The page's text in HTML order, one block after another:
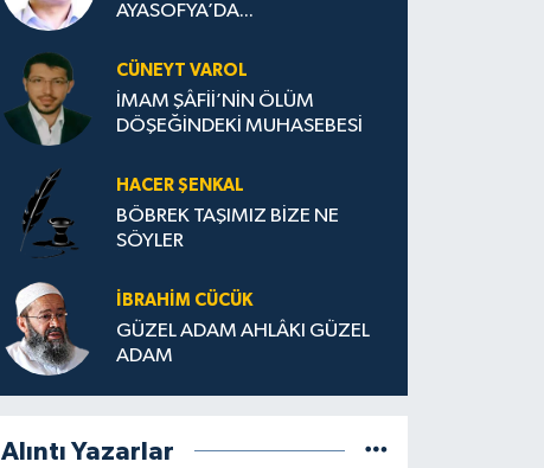
AYASOFYA’DA...
CÜNEYT VAROL
İMAM ŞÂFİİ’NİN ÖLÜM
DÖŞEĞİNDEKİ MUHASEBESİ
HACER ŞENKAL
BÖBREK TAŞIMIZ BİZE NE
SÖYLER
İBRAHIM CÜCÜK
GÜZEL ADAM AHLÂKI GÜZEL
ADAM
Alıntı Yazarlar